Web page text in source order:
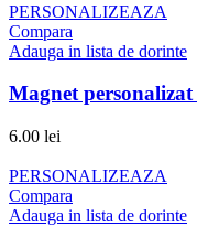
PERSONALIZEAZA
Compara
Adauga in lista de dorinte
Magnet
6.00 lei
PERSONALIZEAZA
Compara
Adauga in lista de dorinte